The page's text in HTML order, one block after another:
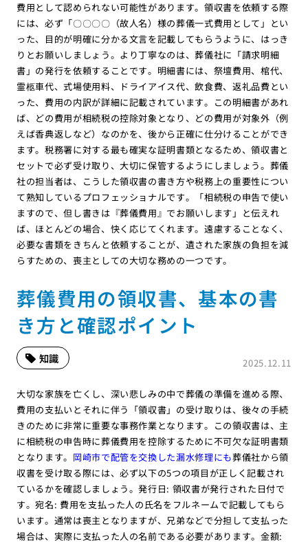
費用として認められない可能性があります。領収書を依頼する際
には、必ず「〇〇〇〇（故人名）様の葬儀一式費用として」とい
った、目的が明確に分かる文言を記載してもらうように、はっき
りとお願いしましょう。より丁寧なのは、葬儀社に「請求明細
書」の発行を依頼することです。明細書には、祭壇費用、棺代、
霊柩車代、式場使用料、ドライアイス代、飲食費、返礼品費とい
った、費用の内訳が詳細に記載されています。この明細書があれ
ば、どの費用が相続税の控除対象となり、どの費用が対象外（例
えば香典返しなど）なのかを、後から正確に仕分けることができ
ます。税務署に対する最も確実な証明書類となるため、領収書と
セットで必ず受け取り、大切に保管するようにしましょう。葬儀
社の担当者は、こうした領収書の書き方や税務上の重要性につい
て熟知しているプロフェッショナルです。「相続税の申告で使い
ますので、但し書きは『葬儀費用』でお願いします」と伝えれ
ば、ほとんどの場合、快く応じてくれます。遠慮することなく、
必要な書類をきちんと依頼することが、遺された家族の負担を減
らすための、喪主としての大切な務めの一つです。
葬儀費用の領収書、基本の書
き方と確認ポイント
2025.12.11
知識
大切な家族を亡くし、深い悲しみの中で葬儀の準備を進める際、
費用の支払いとそれに伴う「領収書」の受け取りは、後々の手続
きのために非常に重要な事務作業となります。この領収書は、主
に相続税の申告時に葬儀費用を控除するために不可欠な証明書類
となります。 岡崎市で配管を交換した漏水修理にも葬儀社から領
収書を受け取る際には、必ず以下の5つの項目が正しく記載され
ているかを確認しましょう。発行日: 領収書が発行された日付で
す。宛名: 費用を支払った人の氏名をフルネームで記載してもら
います。通常は喪主となりますが、兄弟などで分担して支払った
場合は、実際に支払った人の名前である必要があります。金額: